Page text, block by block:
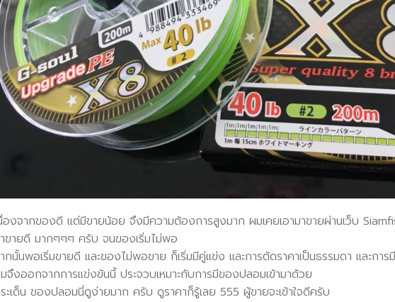
องจากของดี แต่มีขายน้อย จึงมีความต้องการสูงมาก ผมเคยเอามาขายผ่านเว็บ
ขายดี มากๆๆๆ ครับ จนของเริ่มไม่พอ
กนั้นพอเริ่มขายดี และของไม่พอขาย ก็เริ่มมีคู่แข่ง และการตัดราคาเป็นธรรมดา และกา
จึงออกจากการแข่งขันนี้ ประจวบเหมาะกับการมีของปลอมเข้ามาด้วย
ะเด็น ของปลอมนี่ดูง่ายมาก ครับ ดูราคาก็รู้เลย 555 ผู้ขายจะเข้าใจดีครับ